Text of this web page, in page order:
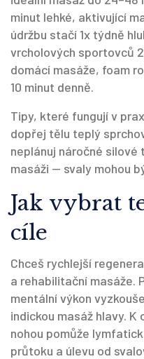
minut lehké, aktivující
údržbu stačí 1x týdně
vrcholových sportovců
domácí masáže, foam
10 minut denně.
Tipy, které fungují v
dopřej tělu teplý
neplánuj náročné silové
masáži — svaly mohou
Jak vybrat
cíle
Chceš rychlejší
a rehabilitační masáže.
mentální výkon
indickou masáž hlavy.
nohou pomůže
průtoku a úlevu od